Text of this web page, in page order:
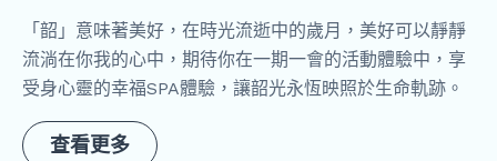
「韶」意味著美好，在時光流逝中的歲月，美好可以靜靜
流淌在你我的心中，期待你在一期一會的活動體驗中，享
受身心靈的幸福SPA體驗，讓韶光永恆映照於生命軌跡。
查看更多